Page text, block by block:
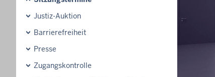
Justiz-Auktion
Barrierefreiheit
Presse
Zugangskontrolle